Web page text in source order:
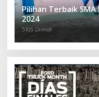
Pilihan Terbaik SMA
2024
5105 Dilihat